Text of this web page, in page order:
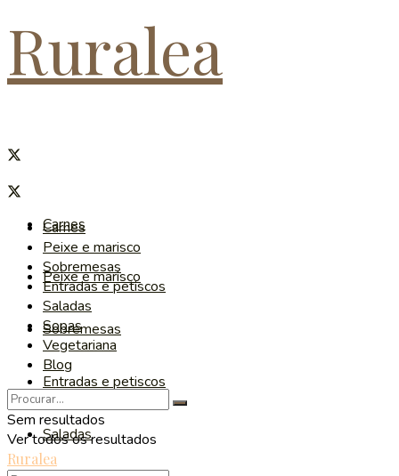
Ruralea
Carnes
Peixe e marisco
Sobremesas
Entradas e petiscos
Saladas
Carnes
Peixe e marisco
Sobremesas
Entradas e petiscos
Saladas
Sopas
Vegetariana
Blog
Sem resultados
Ver todos os resultados
Ruralea